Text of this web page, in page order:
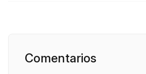
Comentarios